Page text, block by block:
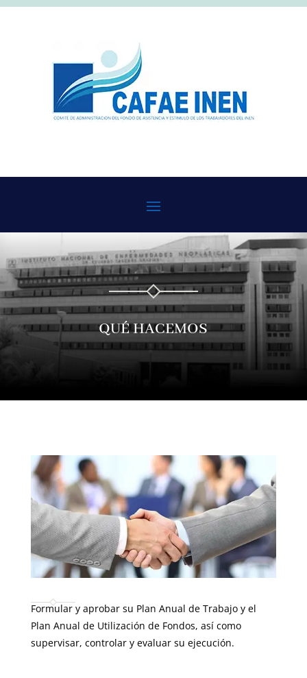
QUÉ HACEMOS
Formular y aprobar su Plan Anual de Trabajo y el
Plan Anual de Utilización de Fondos, así como
supervisar, controlar y evaluar su ejecución.